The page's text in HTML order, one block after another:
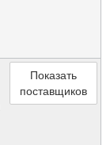
Показать
поставщиков